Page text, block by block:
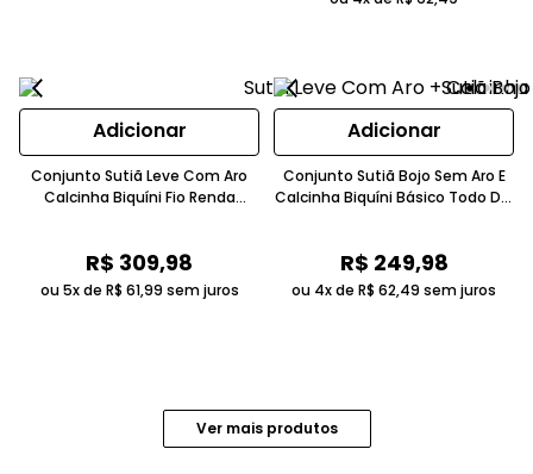
Adicionar
Conjunto Sutiã Leve Com Aro
Calcinha Biquíni Fio Renda
R$ 309,98
ou 5x de R$ 61,99 sem juros
Adicionar
Conjunto Sutiã Bojo Sem Aro E
Calcinha Biquíni Básico Todo Dia
R$ 249,98
ou 4x de R$ 62,49 sem juros